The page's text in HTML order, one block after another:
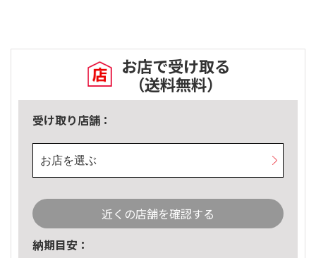
お店で受け取る
（送料無料）
受け取り店舗：
お店を選ぶ
近くの店舗を確認する
納期目安：